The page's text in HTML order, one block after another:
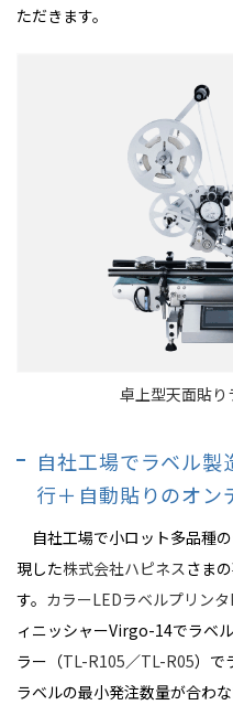
ただきます。
卓上型天面貼り
自社工場でラベル
行＋自動貼りのオン
自社工場で小ロット多品種
現した株式会社ハピネスさま
す。 カラーLEDラベルプリン
ィニッシャーVirgo-14でラベ
ラー（TL-R105／TL-R05）で
ラベルの最小発注数量が合わ